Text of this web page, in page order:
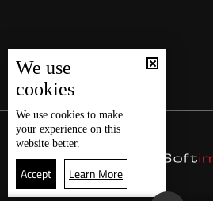
We use
cookies
We use cookies to make
your experience on this
website better.
Accept Learn More